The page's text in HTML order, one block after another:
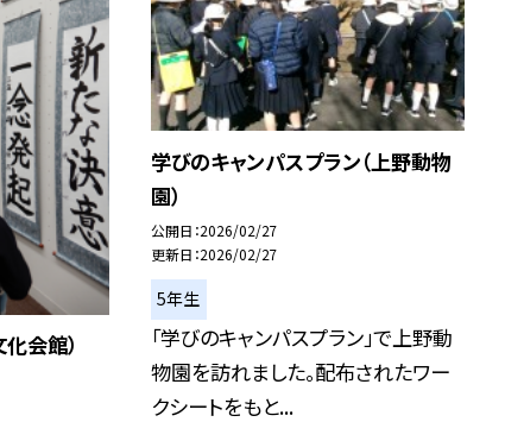
会館）
学びのキャンパスプラン（上野動物
園）
公開日 2026/02/27
更新日 2026/02/27
5年生
「学びのキャンパスプラン」で上野動
物園を訪れました。配布されたワー
クシートをもと...